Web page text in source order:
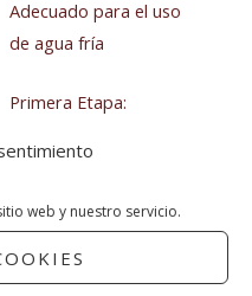
web y nuestro servicio.
Adecuado para el uso
de agua fría
Primera Etapa:
Único sobre
diafragma – como el
buceador desciende, la
función de equilibrio de